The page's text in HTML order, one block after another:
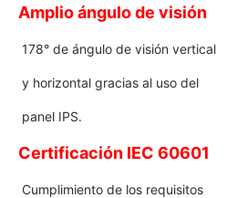
Amplio ángulo de visión
178° de ángulo de visión vertical
y horizontal gracias al uso del
panel IPS.
Certificación IEC 60601
Cumplimiento de los requisitos